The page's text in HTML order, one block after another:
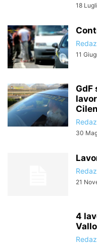
18
11
GdF
30
21
4